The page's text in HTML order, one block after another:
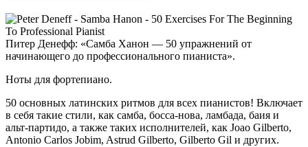
Питер Денефф: «Самба Ханон — 50 упражнений от
начинающего до профессионального пианиста».
Ноты для фортепиано.
50 основных латинских ритмов для всех пианистов! Включает
в себя такие стили, как самба, босса-нова, ламбада, баия и
альт-партидо, а также таких исполнителей, как Joao Gilberto,
Antonio Carlos Jobim, Astrud Gilberto, Gilberto Gil и других.